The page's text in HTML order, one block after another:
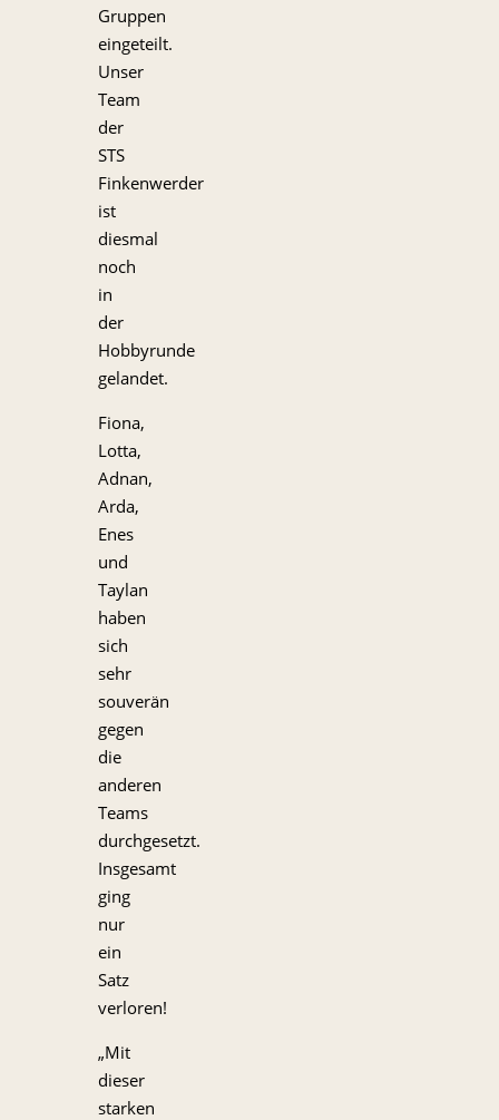
Gruppen
eingeteilt.
Unser
Team
der
STS
Finkenwerder
ist
diesmal
noch
in
der
Hobbyrunde
gelandet.
Fiona,
Lotta,
Adnan,
Arda,
Enes
und
Taylan
haben
sich
sehr
souverän
gegen
die
anderen
Teams
durchgesetzt.
Insgesamt
ging
nur
ein
Satz
verloren!
„Mit
dieser
starken